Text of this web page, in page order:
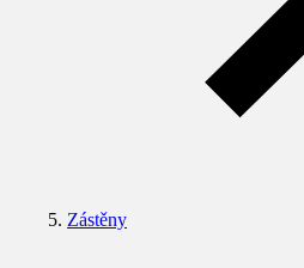
Zástěny